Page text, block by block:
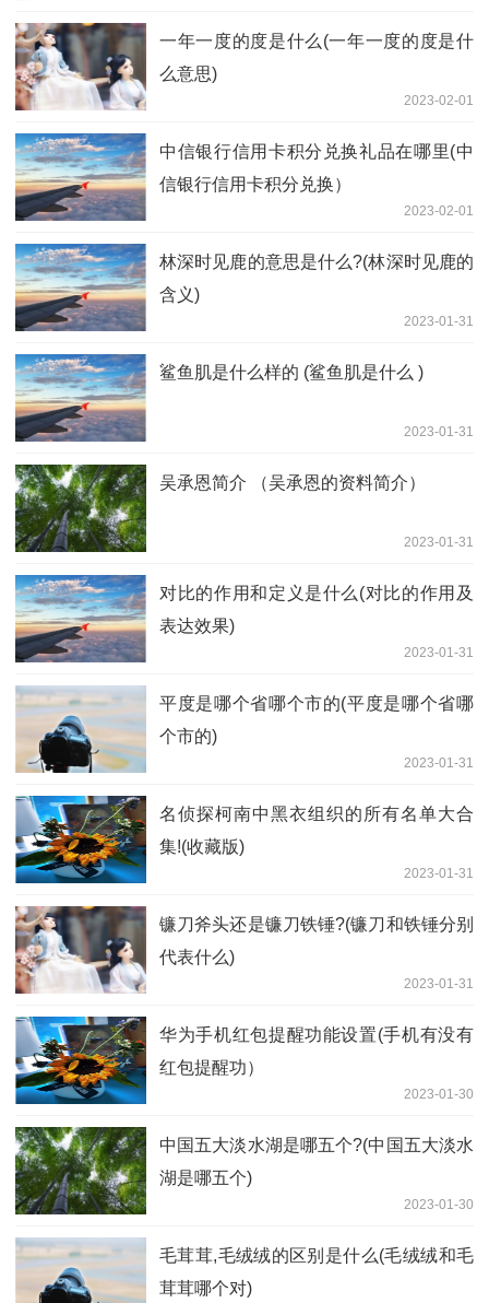
一年一度的度是什么(一年一度的度是什
么意思)
2023-02-01
中信银行信用卡积分兑换礼品在哪里(中
信银行信用卡积分兑换）
2023-02-01
林深时见鹿的意思是什么?(林深时见鹿的
含义)
2023-01-31
鲨鱼肌是什么样的 (鲨鱼肌是什么 )
2023-01-31
吴承恩简介 （吴承恩的资料简介）
2023-01-31
对比的作用和定义是什么(对比的作用及
表达效果)
2023-01-31
平度是哪个省哪个市的(平度是哪个省哪
个市的)
2023-01-31
名侦探柯南中黑衣组织的所有名单大合
集!(收藏版)
2023-01-31
镰刀斧头还是镰刀铁锤?(镰刀和铁锤分别
代表什么)
2023-01-31
华为手机红包提醒功能设置(手机有没有
红包提醒功）
2023-01-30
中国五大淡水湖是哪五个?(中国五大淡水
湖是哪五个)
2023-01-30
毛茸茸,毛绒绒的区别是什么(毛绒绒和毛
茸茸哪个对)